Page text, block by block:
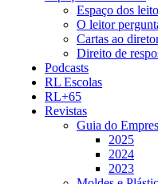
Espaço dos
O leitor
Cartas ao
Direito de
Podcasts
RL Escolas
RL+65
Revistas
Guia do
2025
2024
2023